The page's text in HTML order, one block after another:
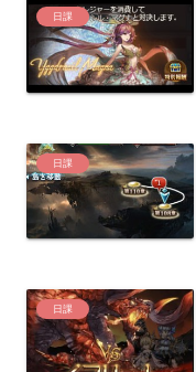
日課
日課
日課